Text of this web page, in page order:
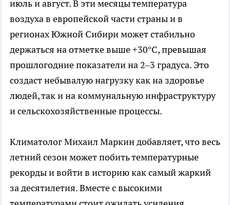
июль и август. В эти месяцы температура
воздуха в европейской части страны и в
регионах Южной Сибири может стабильно
держаться на отметке выше +30°C, превышая
прошлогодние показатели на 2–3 градуса. Это
создаст небывалую нагрузку как на здоровье
людей, так и на коммунальную инфраструктуру
и сельскохозяйственные процессы.
Климатолог Михаил Маркин добавляет, что весь
летний сезон может побить температурные
рекорды и войти в историю как самый жаркий
за десятилетия. Вместе с высокими